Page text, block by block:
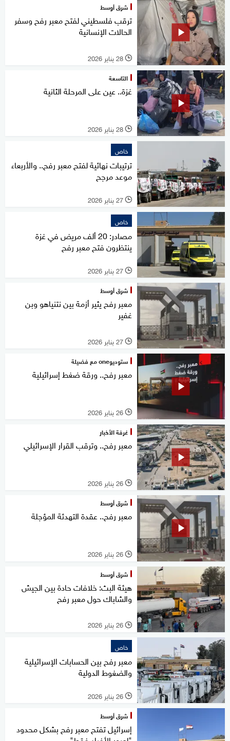
شرق أوسط
ترقب فلسطيني لفتح معبر رفح وسفر
الحالات الإنسانية
l 28 يناير 2026
التاسعة
غزة.. عين على المرحلة الثانية
l 28 يناير 2026
خاص
ترتيبات نهائية لفتح معبر رفح.. والأربعاء
موعد مرجح
l 27 يناير 2026
خاص
مصادر: 20 ألف مريض في غزة
ينتظرون فتح معبر رفح
l 27 يناير 2026
شرق أوسط
معبر رفح يثير أزمة بين نتنياهو وبن
غفير
l 27 يناير 2026
ستوديوone مع فضيلة
معبر رفح.. ورقة ضغط إسرائيلية
l 26 يناير 2026
غرفة الأخبار
معبر رفح.. وترقب القرار الإسرائيلي
l 26 يناير 2026
شرق أوسط
معبر رفح.. عقدة التهدئة المؤجلة
l 26 يناير 2026
شرق أوسط
هيئة البث: خلافات حادة بين الجيش
والشاباك حول معبر رفح
l 26 يناير 2026
خاص
معبر رفح بين الحسابات الإسرائيلية
والضغوط الدولية
l 26 يناير 2026
شرق أوسط
إسرائيل تفتح معبر رفح بشكل محدود